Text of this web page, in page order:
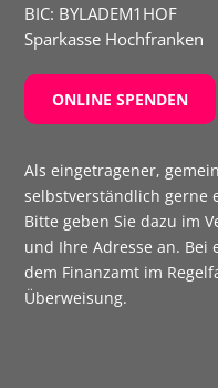
BIC: BYLADEM1HOF
Sparkasse Hochfranken
ONLINE SPENDEN
Als eingetragener,
selbst­verständlich gerne
Bitte geben Sie dazu im
und Ihre Adresse an. Bei
dem Finanzamt im
Überweisung.